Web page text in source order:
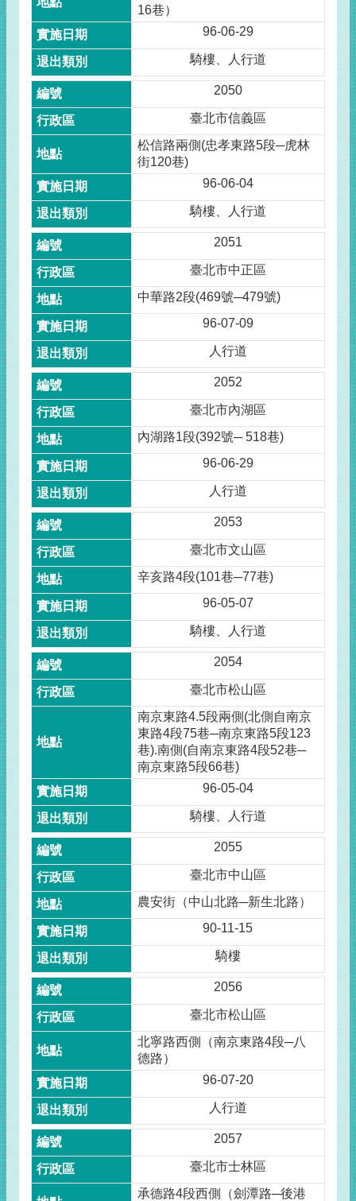
16巷）
96-06-29
騎樓、人行道
2050
臺北市信義區
松信路兩側(忠孝東路5段─虎林
街120巷)
96-06-04
騎樓、人行道
2051
臺北市中正區
中華路2段(469號─479號)
96-07-09
人行道
2052
臺北市內湖區
內湖路1段(392號─ 518巷)
96-06-29
人行道
2053
臺北市文山區
辛亥路4段(101巷─77巷)
96-05-07
騎樓、人行道
2054
臺北市松山區
南京東路4.5段兩側(北側自南京
東路4段75巷─南京東路5段123
巷).南側(自南京東路4段52巷─
南京東路5段66巷)
96-05-04
騎樓、人行道
2055
臺北市中山區
農安街（中山北路─新生北路）
90-11-15
騎樓
2056
臺北市松山區
北寧路西側（南京東路4段─八
德路）
96-07-20
人行道
2057
臺北市士林區
承德路4段西側（劍潭路─後港